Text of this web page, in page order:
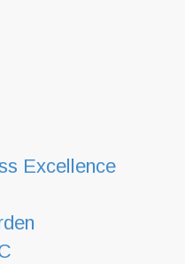
Excellence